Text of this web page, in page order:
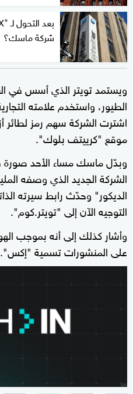
شركة ماسك؟
الطيور، واستخدم علامته
موقع "كرييتف بلوك".
وبدّل ماسك مساء الأحد
الشركة الجديد الذي وصفه
الديكور" وحدّث رابط سيرته
التوجيه الآن إلى "تويتر.كوم".
وأشار كذلك إلى أنه بموجب
على المنشورات تسمية "إكس".